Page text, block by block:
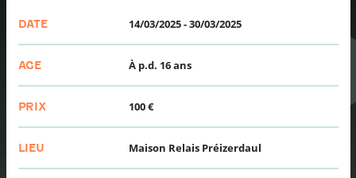
DATE 14/03/2025-30/03/2025
AGE À p.d. 16 ans
PRIX 100 €
LIEU Maison Relais Préizerdaul